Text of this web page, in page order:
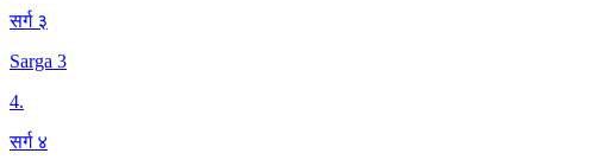
सर्ग ३
Sarga 3
4.
सर्ग ४